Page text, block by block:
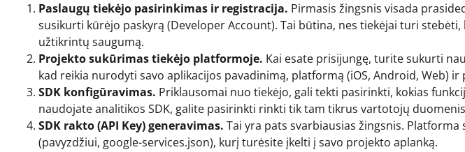
Paslaugų tiekėjo pasirinkimas ir registracija. Pirmasis žingsnis visada
susikurti kūrėjo paskyrą (Developer Account). Tai būtina, nes tiekėjai turi
užtikrintų saugumą.
Projekto sukūrimas tiekėjo platformoje. Kai esate prisijungę, turite sukurti
kad reikia nurodyti savo aplikacijos pavadinimą, platformą (iOS, Android, Web)
SDK konfigūravimas. Priklausomai nuo tiekėjo, gali tekti pasirinkti, kokias
naudojate analitikos SDK, galite pasirinkti rinkti tik tam tikrus vartotojų
SDK rakto (API Key) generavimas. Tai yra pats svarbiausias žingsnis.
(pavyzdžiui, google-services.json), kurį turėsite įkelti į savo projekto aplanką.